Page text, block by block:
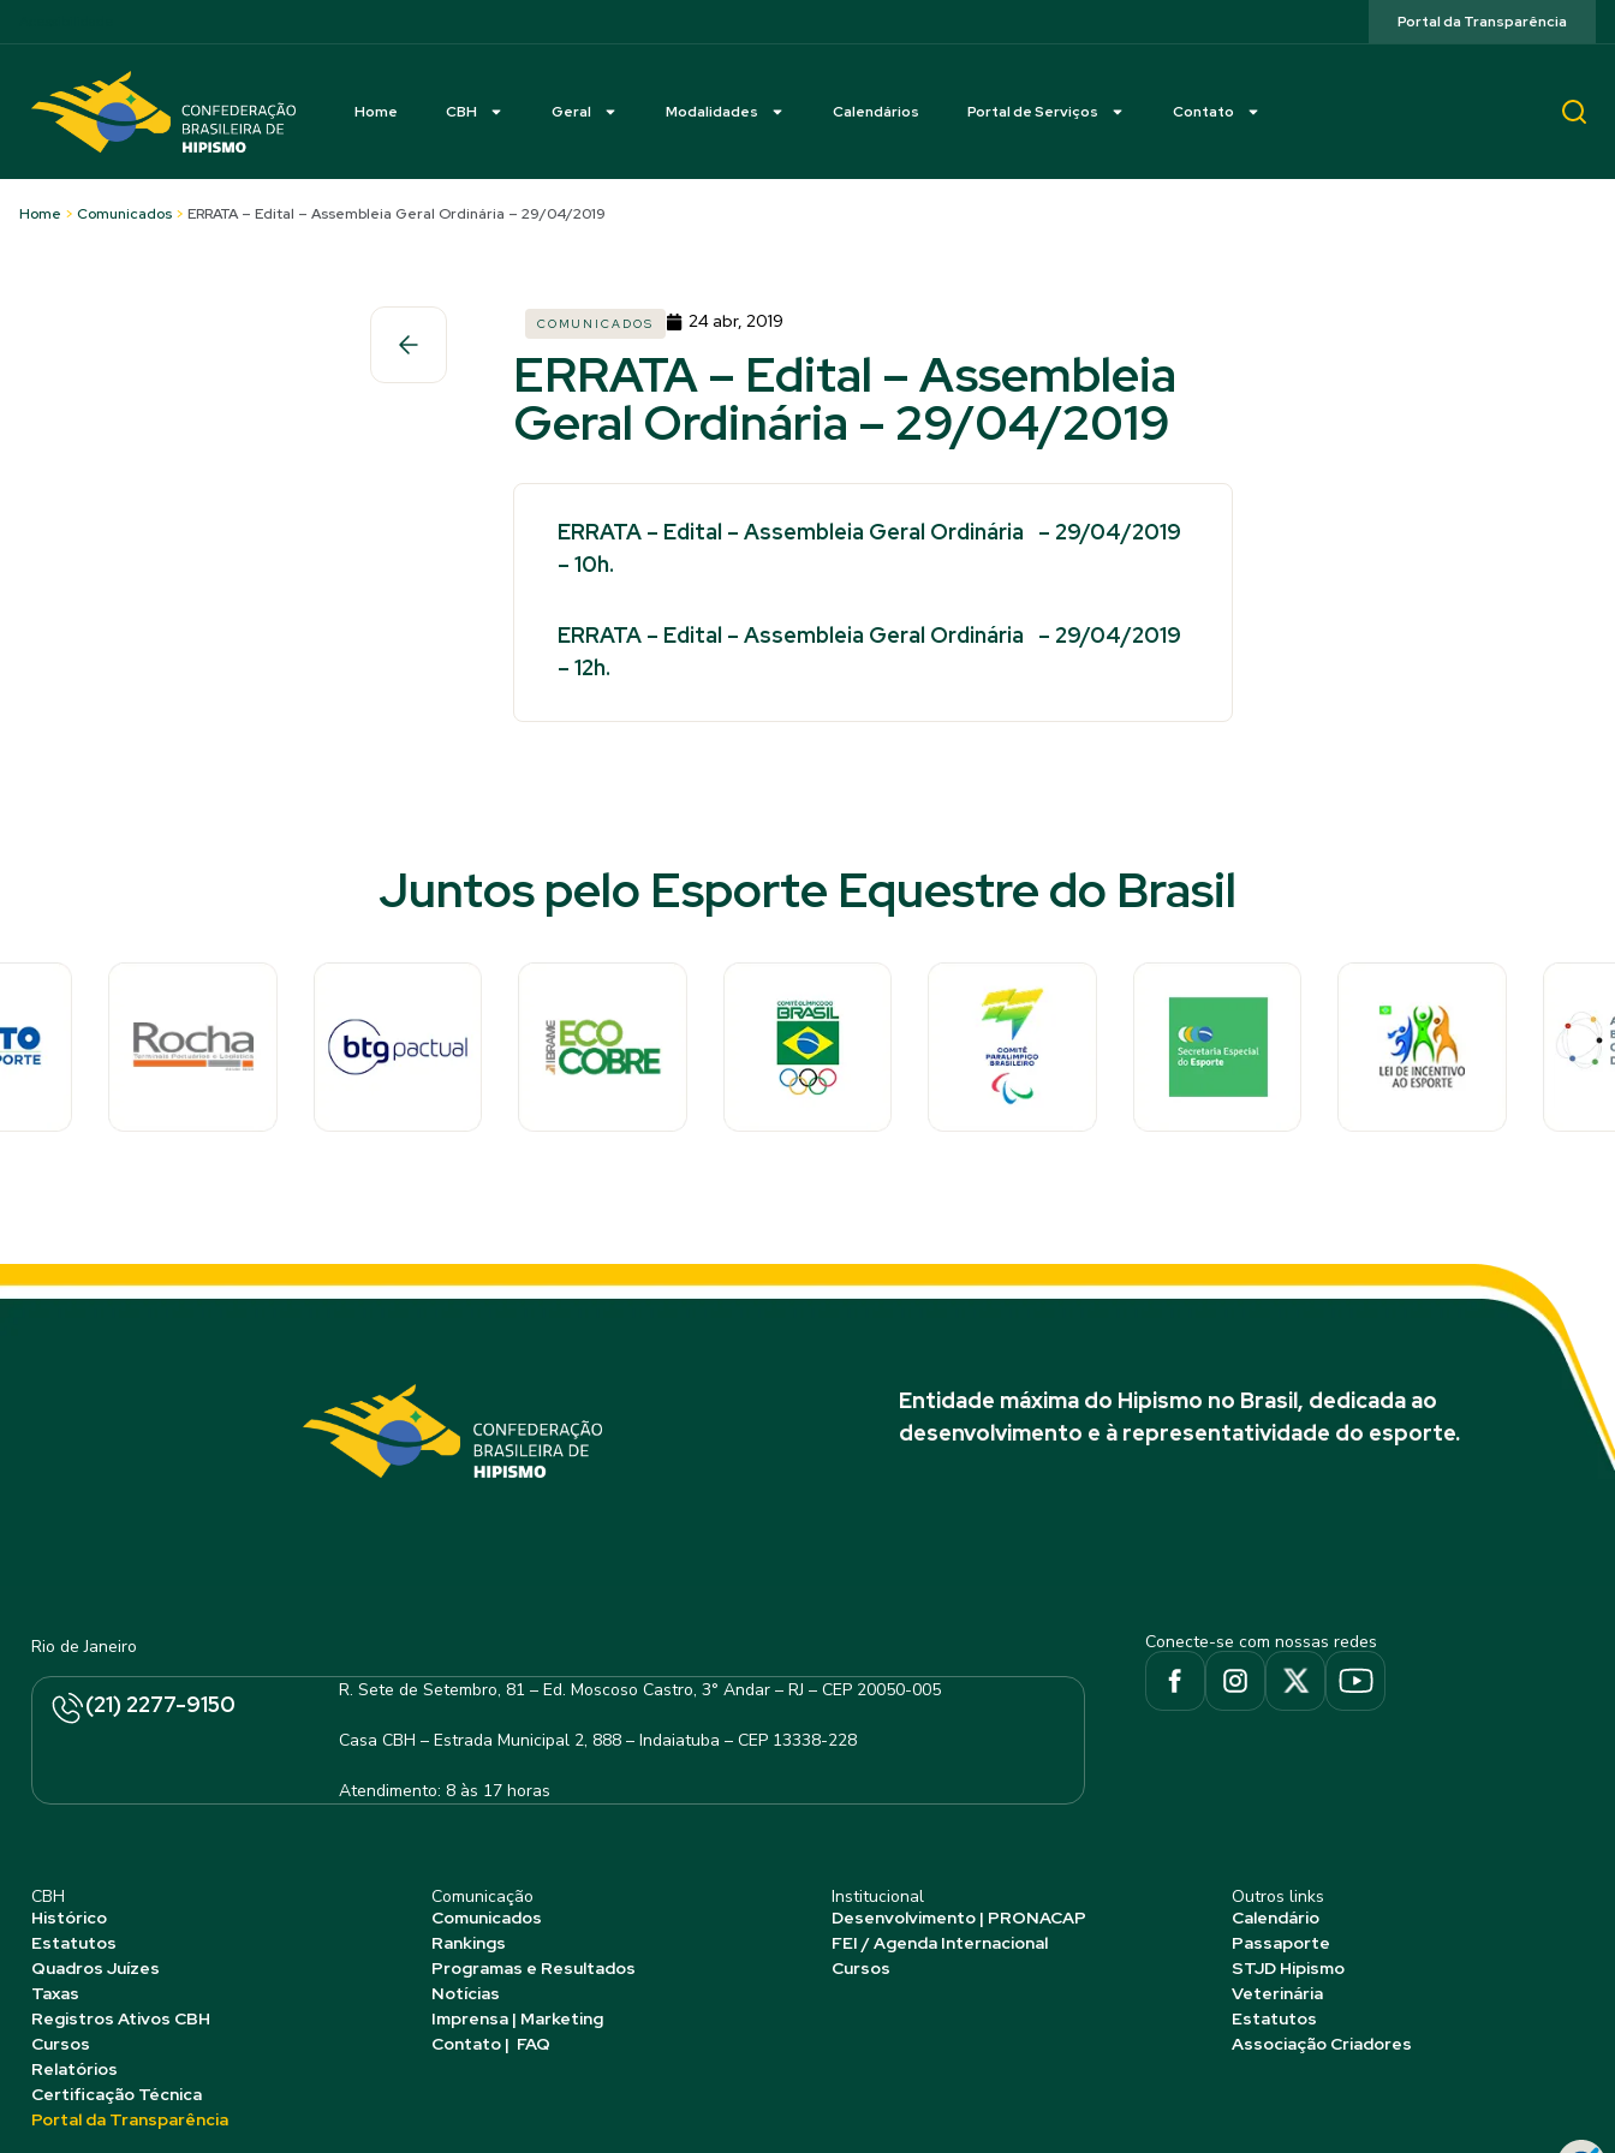
Portal da Transparência
Home CBH Geral Modalidades Calendários Portal de Serviços Contato
Home > Comunicados > ERRATA – Edital – Assembleia Geral Ordinária – 29/04/2019
COMUNICADOS 24 abr, 2019
ERRATA – Edital – Assembleia
Geral Ordinária – 29/04/2019
ERRATA – Edital – Assembleia Geral Ordinária – 29/04/2019
– 10h.
ERRATA – Edital – Assembleia Geral Ordinária – 29/04/2019
– 12h.
Juntos pelo Esporte Equestre do Brasil
Entidade máxima do Hipismo no Brasil, dedicada ao
desenvolvimento e à representatividade do esporte.
Rio de Janeiro
(21) 2277-9150
R. Sete de Setembro, 81 – Ed. Moscoso Castro, 3° Andar – RJ – CEP 20050-005
Casa CBH – Estrada Municipal 2, 888 – Indaiatuba – CEP 13338-228
Atendimento: 8 às 17 horas
Conecte-se com nossas redes
CBH
Histórico
Estatutos
Quadros Juízes
Taxas
Registros Ativos CBH
Cursos
Relatórios
Certificação Técnica
Portal da Transparência
Comunicação
Comunicados
Rankings
Programas e Resultados
Notícias
Imprensa | Marketing
Contato | FAQ
Institucional
Desenvolvimento | PRONACAP
FEI / Agenda Internacional
Cursos
Outros links
Calendário
Passaporte
STJD Hipismo
Veterinária
Estatutos
Associação Criadores